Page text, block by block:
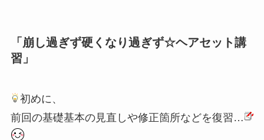
「崩し過ぎず硬くなり過ぎず☆ヘアセット講
習」
初めに、
前回の基礎基本の見直しや修正箇所などを復習…